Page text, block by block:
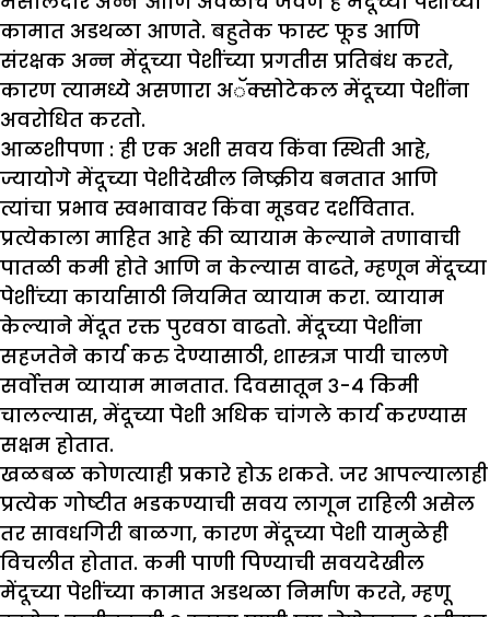
कामात अडथळा आणते. बहुतेक फास्ट फूड आणि
संरक्षक अन्न मेंदूच्या पेशींच्या प्रगतीस प्रतिबंध करते,
कारण त्यामध्ये असणारा अॅक्सोटेकल मेंदूच्या पेशींना
अवरोधित करतो.
आळशीपणा : ही एक अशी सवय किंवा स्थिती आहे,
ज्यायोगे मेंदूच्या पेशीदेखील निष्क्रीय बनतात आणि
त्यांचा प्रभाव स्वभावावर किंवा मूडवर दर्शवितात.
प्रत्येकाला माहित आहे की व्यायाम केल्याने तणावाची
पातळी कमी होते आणि न केल्यास वाढते, म्हणून मेंदूच्या
पेशींच्या कार्यासाठी नियमित व्यायाम करा. व्यायाम
केल्याने मेंदूत रक्त पुरवठा वाढतो. मेंदूच्या पेशींना
सहजतेने कार्य करु देण्यासाठी, शास्त्रज्ञ पायी चालणे
सर्वोत्तम व्यायाम मानतात. दिवसातून ३-४ किमी
चालल्यास, मेंदूच्या पेशी अधिक चांगले कार्य करण्यास
सक्षम होतात.
खळबळ कोणत्याही प्रकारे होऊ शकते. जर आपल्यालाही
प्रत्येक गोष्टीत भडकण्याची सवय लागून राहिली असेल
तर सावधगिरी बाळगा, कारण मेंदूच्या पेशी यामुळेही
विचलीत होतात. कमी पाणी पिण्याची सवयदेखील
मेंदूच्या पेशींच्या कामात अडथळा निर्माण करते, म्हणू